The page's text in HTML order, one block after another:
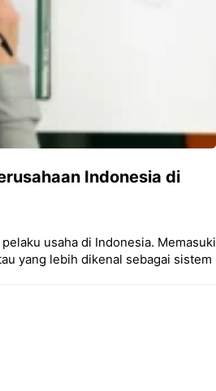
Indonesia di
usaha di Indonesia. Memasuki
yang lebih dikenal sebagai sistem